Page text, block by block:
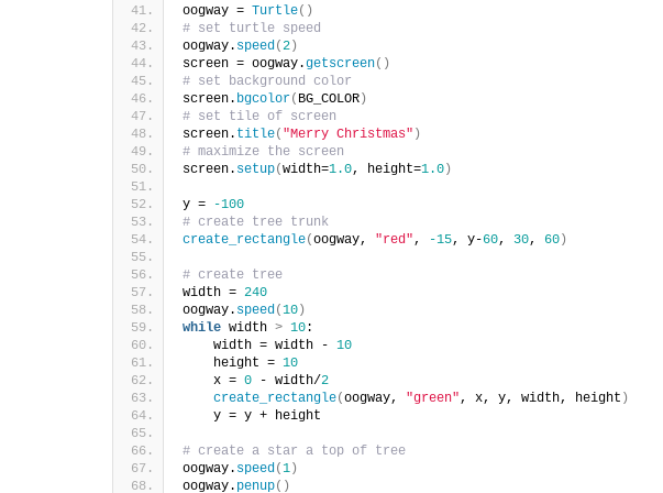
oogway = Turtle()
# set turtle speed
oogway. speed (2)
screen = oogway.getscreen()
# set background color
screen. bgcolor( BG_COLOR)
# set tile of screen
screen. title( "Merry Christmas" )
# maximize the screen
screen. setup(width=1.0, height=1.0)
y =
-100
# create tree trunk
create_rectangle(oogway, "red" , -15, y-60, 30, 60)
# create tree
width = 240
oogway. speed (10)
while width > 10:
    width = width -
10
    height =
10
    x =
0 - width/2
create_rectangle(oogway, "green" , x, y, width, height )
    y = y + height
# create a star a top of tree
oogway. speed (1)
oogway. penup()